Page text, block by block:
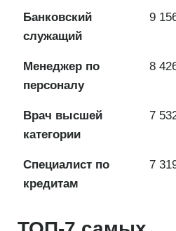
Банковский
служащий
9
Менеджер по
персоналу
8
Врач высшей
категории
7
Специалист по
кредитам
7